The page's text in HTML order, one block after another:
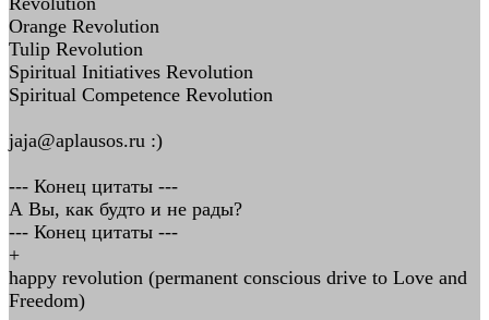
Orange Revolution
Tulip Revolution
Spiritual Initiatives Revolution
Spiritual Competence Revolution
jaja@aplausos.ru :)
--- Конец цитаты ---
А Вы, как будто и не рады?
--- Конец цитаты ---
+
happy revolution (permanent conscious drive to Love and
Freedom)